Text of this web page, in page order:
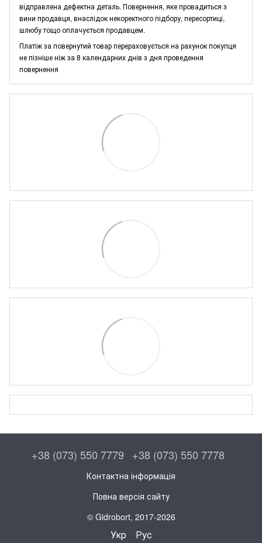
відправлена дефектна деталь. Повернення, яке провадиться з
вини продавця, внаслідок некоректного підбору, пересортиці,
шлюбу тощо оплачується продавцем.
Платіж за повернутий товар перераховується на рахунок покупця
не пізніше ніж за 8 календарних днів з дня проведення
повернення
+38 (073) 550 7779 +38 (073) 550 7778
Контактна інформація
Повна версія сайту
© Gidrobort, 2017-2026
Укр Рус